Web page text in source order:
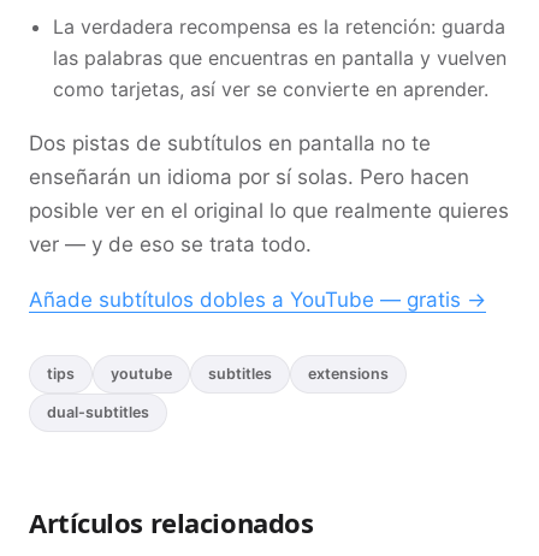
La verdadera recompensa es la retención: guarda
las palabras que encuentras en pantalla y vuelven
como tarjetas, así ver se convierte en aprender.
Dos pistas de subtítulos en pantalla no te
enseñarán un idioma por sí solas. Pero hacen
posible ver en el original lo que realmente quieres
ver — y de eso se trata todo.
Añade subtítulos dobles a YouTube — gratis →
tips youtube subtitles extensions
dual-subtitles
Artículos relacionados